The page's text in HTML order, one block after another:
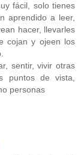
fácil, solo tienes
aprendido a leer,
hacer, llevarles
cojan y ojeen los
sentir, vivir otras
puntos de vista,
personas